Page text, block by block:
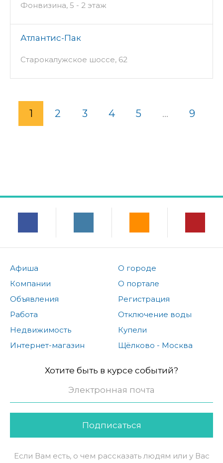
Фонвизина, 5 - 2 этаж
Атлантис-Пак
Старокалужское шоссе, 62
1 2 3 4 5 ... 9
Афиша
Компании
Объявления
Работа
Недвижимость
Интернет-магазин
О городе
О портале
Регистрация
Отключение воды
Купели
Щёлково - Москва
Хотите быть в курсе событий?
Подписаться
Если Вам есть, о чем рассказать людям или у Вас